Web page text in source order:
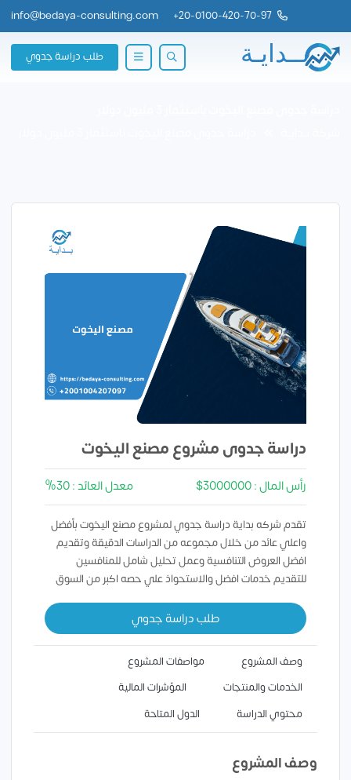
20-0100-420-70-97
+
info@bedaya-consulting.com
طلب دراسة جدوي
دراسة جدوى مشروع مصنع اليخوت
رأس المال : 3000000$ معدل العائد : 30%
تقدم شركه بداية دراسة جدوي لمشروع مصنع اليخوت بأفضل
واعلي عائد من خلال مجموعه من الدراسات الدقيقة وتقديم
افضل العروض التنافسية وعمل تحليل شامل للمنافسين
للتقديم خدمات افضل والاستحواذ علي حصه اكبر من السوق
طلب دراسة جدوي
وصف المشروع
مواصفات المشروع
الخدمات والمنتجات
المؤشرات المالية
محتوي الدراسة
الدول المتاحة
وصف المشروع